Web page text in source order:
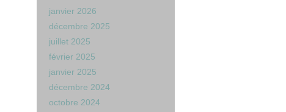
janvier 2026
décembre 2025
juillet 2025
février 2025
janvier 2025
décembre 2024
octobre 2024